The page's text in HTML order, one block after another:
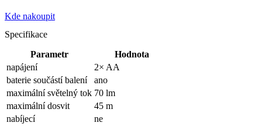
Kde nakoupit
Specifikace
Parametr
Hodnota
napájení
2× AA
baterie součástí balení
ano
maximální světelný tok 70 lm
maximální dosvit
45 m
nabíjecí
ne